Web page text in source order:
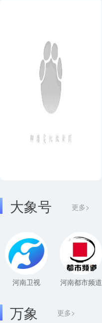
大象号 更多>
河南卫视 河南都市频道
更多>
万象